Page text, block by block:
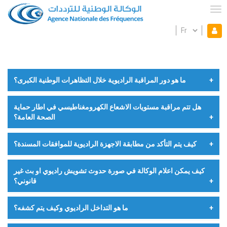
Aller
au
contenu
Mon espace
Select
Fil
d'Ariane
ما هو دور المراقبة الراديوية خلال التظاهرات الوطنية الكبرى؟
خلال التظاهرات الوطنية الكبرى، تساهم إدارة شبكة القيس
والمراقبة التقنية للترددات في مراقبة الاستعمالات الراديوية
هل تتم مراقبة مستويات الاشعاع الكهرومغناطيسي في اطار حماية
الصحة العامة؟
نعم تقوم الوكالة الوطنية للترددات بالقياسات الميدانية
الدورية للتثبت من مدى تعرض العموم للحقول
الكهرومغناطيسية، ويتم نشر نتائج القياسات بموقع الواب
TUNISIA EMF
كيف يتم التأكد من مطابقة الاجهزة الراديوية للموافقات المسندة؟
تقوم إدارة شبكة القيس والمراقبة التقنية للترددات بمعاينات
ميدانية لمواقع تركيز الأجهزة الراديوية بصفة دورية للتأكد من
مطابقتها الفنية للموافقات المسندة
كيف يمكن اعلام الوكالة في صورة حدوث تشويش راديوي او بث غير
قانوني؟
يمكن التبليغ عن حالات التشويش الراديوي او البث الغير
قانوني عبر موقع الواب او البريد الالكتروني او بالاتصال
المباشر بمقرات الوكالة الوطنية للترددات المركزية
ما هو التداخل الراديوي وكيف يتم كشفه؟